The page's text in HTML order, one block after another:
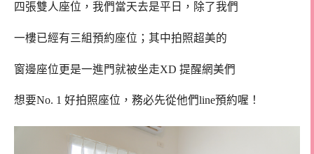
四張雙人座位，我們當天去是平日，除了我們
一樓已經有三組預約座位；其中拍照超美的
窗邊座位更是一進門就被坐走XD 提醒網美們
想要No. 1 好拍照座位，務必先從他們line預約喔！